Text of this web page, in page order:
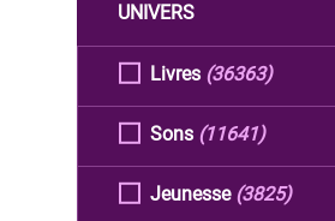
UNIVERS
Livres (36363)
Sons (11641)
Jeunesse (3825)